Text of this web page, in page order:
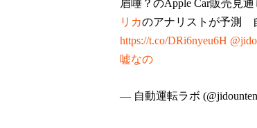
眉唾？のApple Car販売見
リカのアナリストが予測
https://t.co/DRi6nyeu6H
嘘なの
— 自動運転ラボ